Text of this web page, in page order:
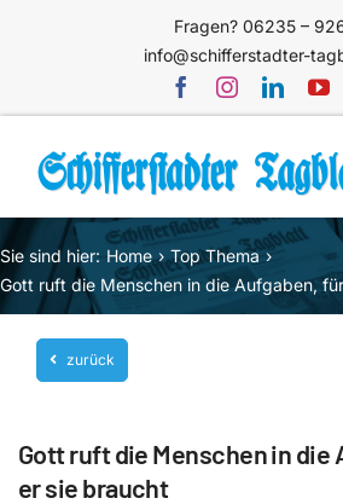
Fragen? 06235 –
info@schifferstadter-
Home
Themen
Blog
Unternehmen
Mediathek
Sie sind hier: Home
Top Thema
Gott ruft die Menschen in die Aufgaben,
zurück
Gott ruft die Menschen in die
er sie braucht